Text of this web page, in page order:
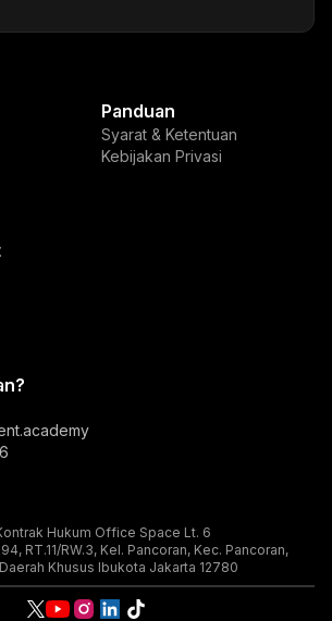
Panduan
Syarat & Ketentuan
Kebijakan Privasi
Hukum Office Space Lt. 6
RT.11/RW.3, Kel. Pancoran, Kec. Pancoran,
Khusus Ibukota Jakarta 12780